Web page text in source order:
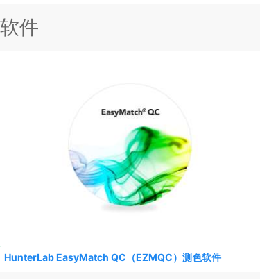
HunterLab ColorFlex L2番茄（CFL2-Tomato）色差仪-
软件
HunterLab EasyMatch QC（EZMQC）测色软件